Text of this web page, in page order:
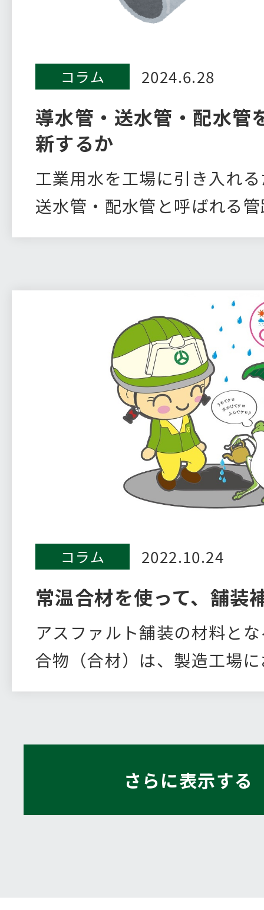
コラム 2024.6.28
導水管・送水管・配水管
新するか
工業用水を工場に引き入れ
送水管・配水管と呼ばれる
事業…
コラム 2022.10.24
常温合材を使って、舗装
アスファルト舗装の材料と
合物（合材）は、製造工場
ルト…
さらに表示する